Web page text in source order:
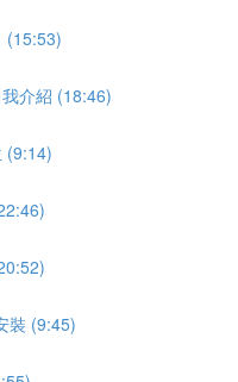
(15:53)
介紹 (18:46)
(9:14)
裝 (9:45)